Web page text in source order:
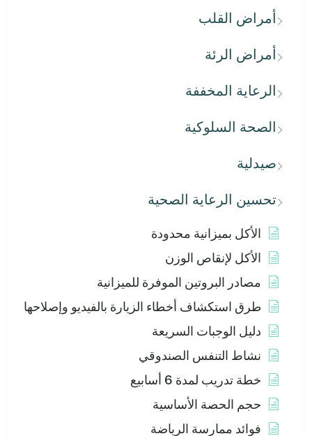
أمراض القلب
أمراض الرئة
الرعاية المخففة
الصحة السلوكية
صيدلية
تحسين الرعاية الصحية
الأكل بميزانية محدودة
الأكل لإنقاص الوزن
مصادر البروتين الموفرة للميزانية
طرق استكشاف أخطاء الزيارة بالفيديو وإصلاحها
دليل الوجبات السريعة
نشاط التنفس الصندوقي
خطة تدريب لمدة 6 أسابيع
حجم الحصة الأساسية
فوائد ممارسة الرياضة